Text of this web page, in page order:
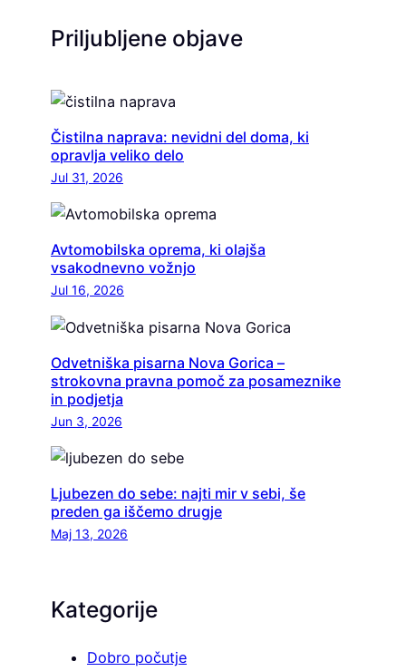
Priljubljene objave
Čistilna naprava: nevidni del doma, ki
opravlja veliko delo
Jul 31, 2026
Avtomobilska oprema, ki olajša
vsakodnevno vožnjo
Jul 16, 2026
Odvetniška pisarna Nova Gorica –
strokovna pravna pomoč za posameznike
in podjetja
Jun 3, 2026
Ljubezen do sebe: najti mir v sebi, še
preden ga iščemo drugje
Maj 13, 2026
Kategorije
Dobro počutje